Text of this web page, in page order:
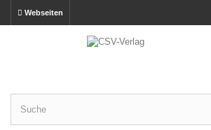
Webseiten